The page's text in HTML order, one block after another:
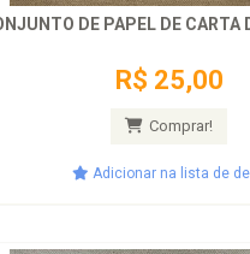
DE PAPEL DE CARTA
R$ 25,00
Comprar!
Adicionar na lista de